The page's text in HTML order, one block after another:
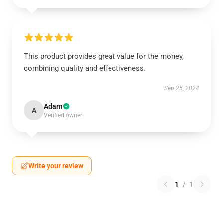
This product provides great value for the money,
combining quality and effectiveness.
Sep 25, 2024
A Adam
Verified owner
Write your review
1 / 1